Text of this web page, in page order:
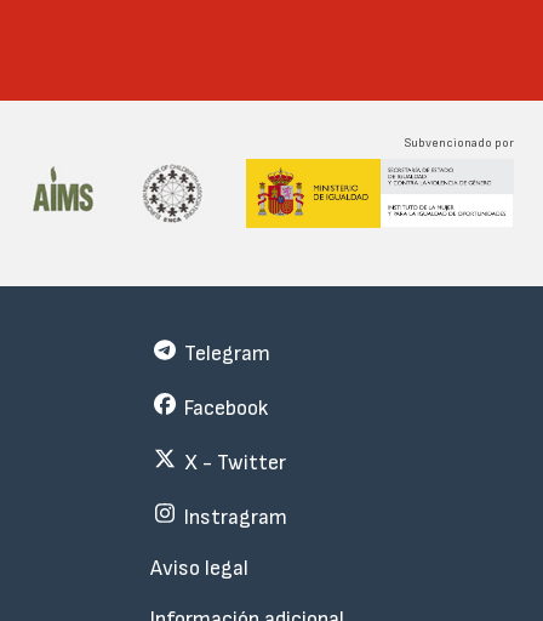
Subvencionado por
Subfooter
Telegram
Facebook
X - Twitter
Instragram
Aviso legal